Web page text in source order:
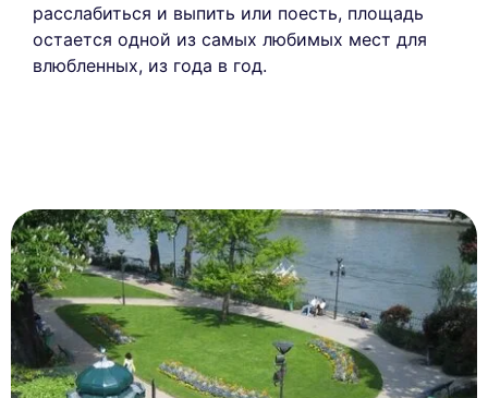
расслабиться и выпить или поесть, площадь
остается одной из самых любимых мест для
влюбленных, из года в год.